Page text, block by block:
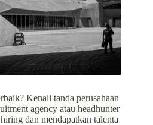
Kenali tanda perusahaan
agency atau headhunter
dan mendapatkan talenta